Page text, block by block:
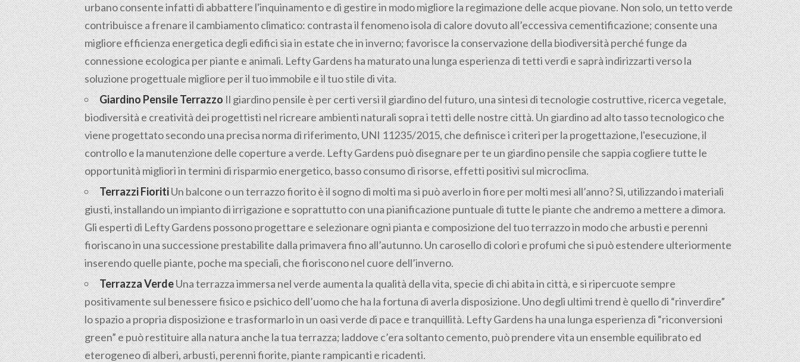
urbano consente infatti di abbattere l'inquinamento e di gestire in modo migliore la regimazione delle acque piovane. Non solo, un tetto verde
contribuisce a frenare il cambiamento climatico: contrasta il fenomeno isola di calore dovuto all’eccessiva cementificazione; consente una
migliore efficienza energetica degli edifici sia in estate che in inverno; favorisce la conservazione della biodiversità perché funge da
connessione ecologica per piante e animali. Lefty Gardens ha maturato una lunga esperienza di tetti verdi e saprà indirizzarti verso la
soluzione progettuale migliore per il tuo immobile e il tuo stile di vita.
Giardino Pensile TerrazzoIl giardino pensile è per certi versi il giardino del futuro, una sintesi di tecnologie costruttive, ricerca vegetale,
biodiversità e creatività dei progettisti nel ricreare ambienti naturali sopra i tetti delle nostre città. Un giardino ad alto tasso tecnologico che
viene progettato secondo una precisa norma di riferimento, UNI 11235/2015, che definisce i criteri per la progettazione, l'esecuzione, il
controllo e la manutenzione delle coperture a verde. Lefty Gardens può disegnare per te un giardino pensile che sappia cogliere tutte le
opportunità migliori in termini di risparmio energetico, basso consumo di risorse, effetti positivi sul microclima.
Terrazzi FioritiUn balcone o un terrazzo fiorito è il sogno di molti ma si può averlo in fiore per molti mesi all’anno? Sì, utilizzando i materiali
giusti, installando un impianto di irrigazione e soprattutto con una pianificazione puntuale di tutte le piante che andremo a mettere a dimora.
Gli esperti di Lefty Gardens possono progettare e selezionare ogni pianta e composizione del tuo terrazzo in modo che arbusti e perenni
fioriscano in una successione prestabilite dalla primavera fino all’autunno. Un carosello di colori e profumi che si può estendere ulteriormente
inserendo quelle piante, poche ma speciali, che fioriscono nel cuore dell’inverno.
Terrazza VerdeUna terrazza immersa nel verde aumenta la qualità della vita, specie di chi abita in città, e si ripercuote sempre
positivamente sul benessere fisico e psichico dell’uomo che ha la fortuna di averla disposizione. Uno degli ultimi trend è quello di “rinverdire”
lo spazio a propria disposizione e trasformarlo in un oasi verde di pace e tranquillità. Lefty Gardens ha una lunga esperienza di “riconversioni
green” e può restituire alla natura anche la tua terrazza; laddove c’era soltanto cemento, può prendere vita un ensemble equilibrato ed
eterogeneo di alberi, arbusti, perenni fiorite, piante rampicanti e ricadenti.